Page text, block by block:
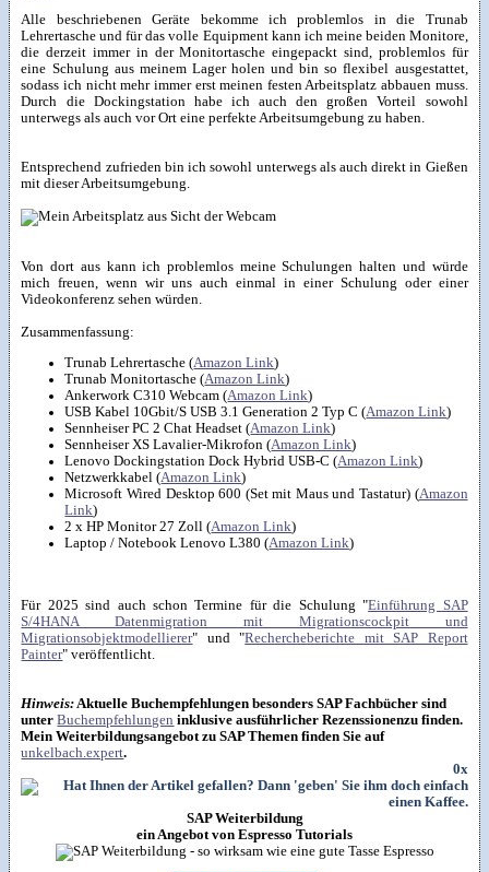
Alle beschriebenen Geräte bekomme ich problemlos in die Trunab
Lehrertasche und für das volle Equipment kann ich meine beiden Monitore,
die derzeit immer in der Monitortasche eingepackt sind, problemlos für
eine Schulung aus meinem Lager holen und bin so flexibel ausgestattet,
sodass ich nicht mehr immer erst meinen festen Arbeitsplatz abbauen muss.
Durch die Dockingstation habe ich auch den großen Vorteil sowohl
unterwegs als auch vor Ort eine perfekte Arbeitsumgebung zu haben.
Entsprechend zufrieden bin ich sowohl unterwegs als auch direkt in Gießen
mit dieser Arbeitsumgebung.
Von dort aus kann ich problemlos meine Schulungen halten und würde
mich freuen, wenn wir uns auch einmal in einer Schulung oder einer
Videokonferenz sehen würden.
Zusammenfassung:
Trunab Lehrertasche (Amazon Link)
Trunab Monitortasche (Amazon Link)
Ankerwork C310 Webcam (Amazon Link)
USB Kabel 10Gbit/S USB 3.1 Generation 2 Typ C (Amazon Link)
Sennheiser PC 2 Chat Headset (Amazon Link)
Sennheiser XS Lavalier-Mikrofon (Amazon Link)
Lenovo Dockingstation Dock Hybrid USB-C (Amazon Link)
Netzwerkkabel (Amazon Link)
Microsoft Wired Desktop 600 (Set mit Maus und Tastatur) (Amazon
Link)
2 x HP Monitor 27 Zoll (Amazon Link)
Laptop / Notebook Lenovo L380 (Amazon Link)
Für 2025 sind auch schon Termine für die Schulung "Einführung SAP
S/4HANA Datenmigration mit Migrationscockpit und
Migrationsobjektmodellierer" und "Rechercheberichte mit SAP Report
Painter" veröffentlicht.
Hinweis:Aktuelle Buchempfehlungen besonders SAP Fachbücher sind
unterBuchempfehlungen inklusive ausführlicher Rezenssionenzu finden.
Mein Weiterbildungsangebot zu SAP Themen finden Sie auf
unkelbach.expert.
0x
SAP Weiterbildung
ein Angebot von Espresso Tutorials